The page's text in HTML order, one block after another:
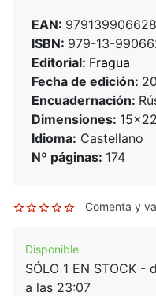
EAN:
ISBN: 979-13-
Editorial: Fragua
Fecha de edición:
Encuadernación:
Dimensiones: 15x22
Idioma: Castellano
Nº páginas: 174
Comenta y
Disponible
SÓLO 1 EN STOCK
a las 23:07